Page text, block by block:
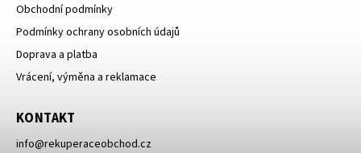
Obchodní podmínky
Podmínky ochrany osobních údajů
Doprava a platba
Vrácení, výměna a reklamace
KONTAKT
info@rekuperaceobchod.cz